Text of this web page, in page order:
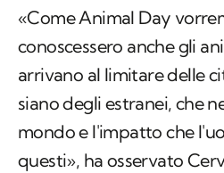
«Come Animal Day
conoscessero anche gli
arrivano al limitare delle
siano degli estranei, che
mondo e l'impatto che
questi», ha osservato